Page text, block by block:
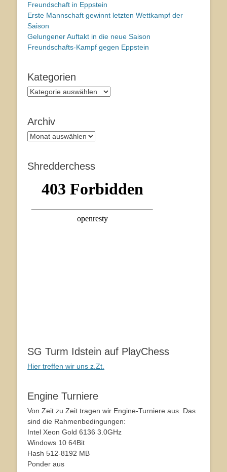
Freundschaft in Eppstein
Erste Mannschaft gewinnt letzten Wettkampf der
Saison
Gelungener Auftakt in die neue Saison
Freundschafts-Kampf gegen Eppstein
Kategorien
Kategorien
Archiv
Archiv
Shredderchess
SG Turm Idstein auf PlayChess
Hier treffen wir uns z.Zt.
Engine Turniere
Von Zeit zu Zeit tragen wir Engine-Turniere aus. Das
sind die Rahmenbedingungen:
Intel Xeon Gold 6136 3.0GHz
Windows 10 64Bit
Hash 512-8192 MB
Ponder aus